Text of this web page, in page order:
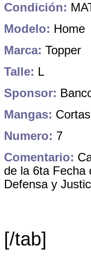
Condición:
Modelo: Home
Marca: Topper
Talle: L
Sponsor:
Mangas: Cortas
Numero: 7
Comentario:
de la 6ta Fecha
Defensa y
[/tab]